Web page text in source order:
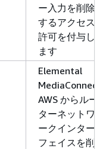
ー入力を削除
するアクセス
許可を付与し
ます
Elemental
MediaConnect
AWS からルー
ターネットワ
ークインター
フェイスを削